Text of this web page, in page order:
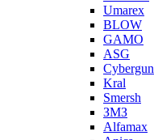
Umarex
BLOW
GAMO
ASG
Cybergun
Kral
Smersh
ЗМЗ
Alfamax